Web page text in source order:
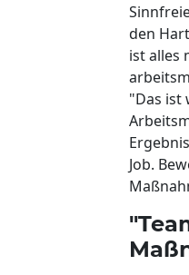
den
ist alles
"Das ist
Job.